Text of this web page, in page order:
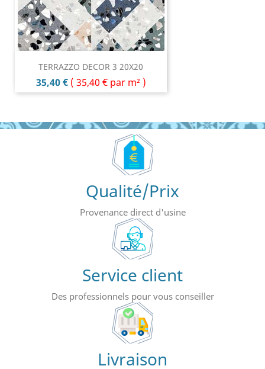
TERRAZZO DECOR 3 20X20
Prix
35,40 € ( 35,40 € par m² )
Qualité/Prix
Provenance direct d'usine
Service client
Des professionnels pour vous conseiller
Livraison